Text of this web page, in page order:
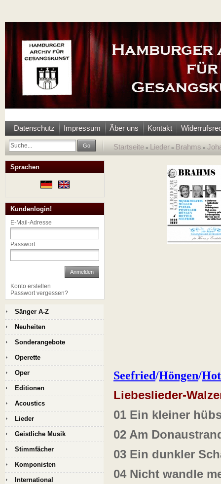
Datenschutz Impressum Ãber uns Kontakt
Go Startseite » Lieder » Brahms »
Seefried/Höngen/
Liebeslieder-
01 Ein kleiner
02 Am
03 Ein dunkler
04 Nicht wandle
Sprachen
Kundenlogin!
E-Mail-Adresse
Passwort
Anmelden
Konto erstellen
Passwort vergessen?
Sänger A-Z
Neuheiten
Sonderangebote
Operette
Oper
Editionen
Acoustics
Lieder
Geistliche Musik
Stimmfächer
Komponisten
International